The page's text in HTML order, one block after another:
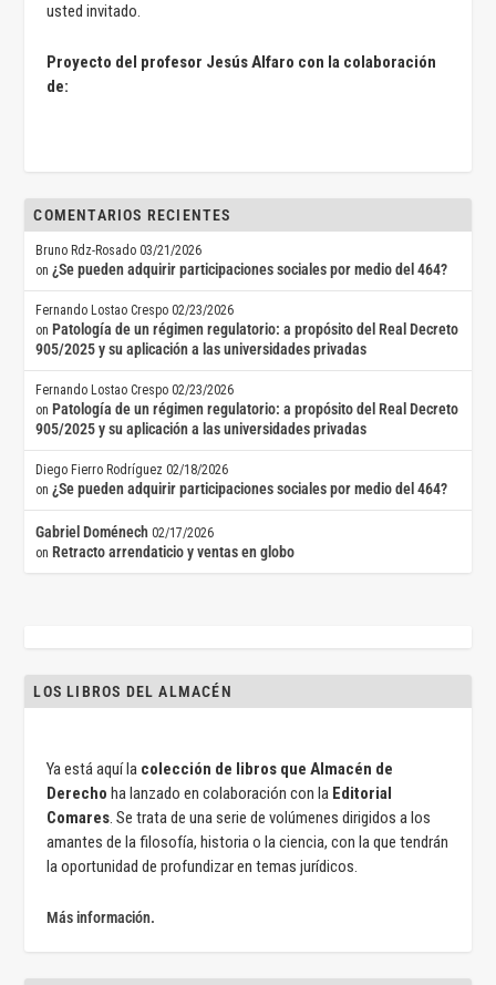
usted invitado.
Proyecto del profesor Jesús Alfaro con la colaboración
de:
COMENTARIOS RECIENTES
Bruno Rdz-Rosado 03/21/2026
on¿Se pueden adquirir participaciones sociales por medio del 464?
Fernando Lostao Crespo 02/23/2026
on Patología de un régimen regulatorio: a propósito del Real Decreto
905/2025 y su aplicación a las universidades privadas
Fernando Lostao Crespo 02/23/2026
on Patología de un régimen regulatorio: a propósito del Real Decreto
905/2025 y su aplicación a las universidades privadas
Diego Fierro Rodríguez 02/18/2026
on¿Se pueden adquirir participaciones sociales por medio del 464?
Gabriel Doménech 02/17/2026
on Retracto arrendaticio y ventas en globo
LOS LIBROS DEL ALMACÉN
Ya está aquí la colección de libros que Almacén de
Derecho ha lanzado en colaboración con la Editorial
Comares. Se trata de una serie de volúmenes dirigidos a los
amantes de la filosofía, historia o la ciencia, con la que tendrán
la oportunidad de profundizar en temas jurídicos.
Más información.